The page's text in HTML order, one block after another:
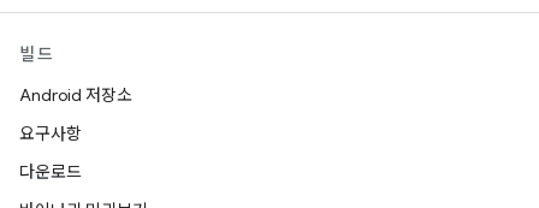
빌드
Android 저장소
요구사항
다운로드